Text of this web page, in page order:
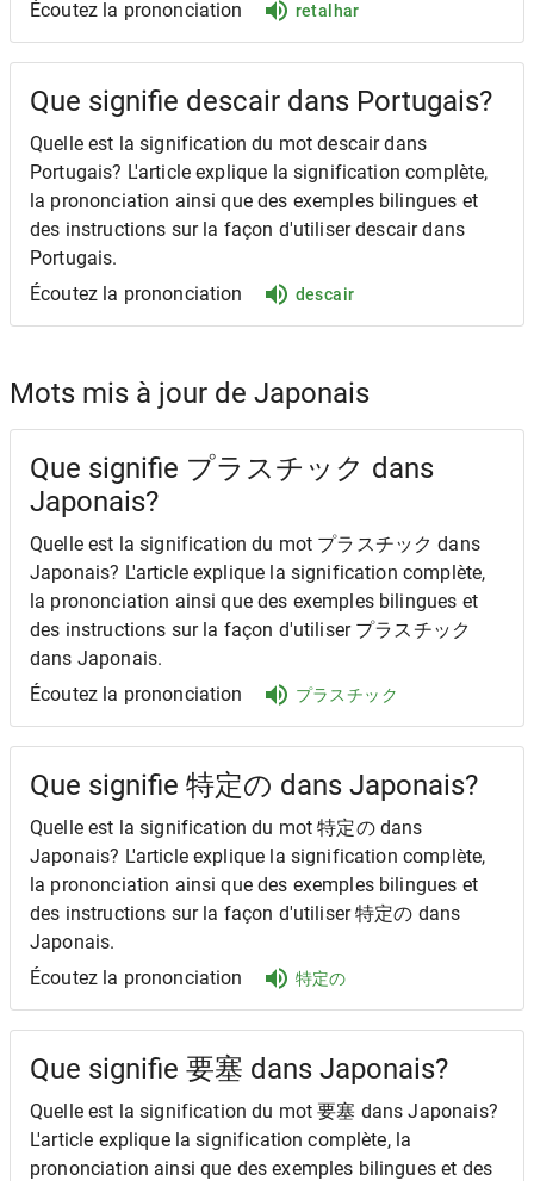
Écoutez la prononciation
retalhar
Que signifie descair dans Portugais?
Quelle est la signification du mot descair dans
Portugais? L'article explique la signification complète,
la prononciation ainsi que des exemples bilingues et
des instructions sur la façon d'utiliser descair dans
Portugais.
Écoutez la prononciation
descair
Mots mis à jour de Japonais
Que signifie プラスチック dans
Japonais?
Quelle est la signification du mot プラスチック dans
Japonais? L'article explique la signification complète,
la prononciation ainsi que des exemples bilingues et
des instructions sur la façon d'utiliser プラスチック
dans Japonais.
Écoutez la prononciation
プラスチック
Que signifie 特定の dans Japonais?
Quelle est la signification du mot 特定の dans
Japonais? L'article explique la signification complète,
la prononciation ainsi que des exemples bilingues et
des instructions sur la façon d'utiliser 特定の dans
Japonais.
Écoutez la prononciation
特定の
Que signifie 要塞 dans Japonais?
Quelle est la signification du mot 要塞 dans Japonais?
L'article explique la signification complète, la
prononciation ainsi que des exemples bilingues et des